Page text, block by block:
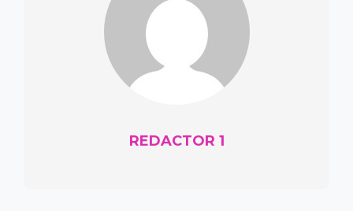
REDACTOR 1